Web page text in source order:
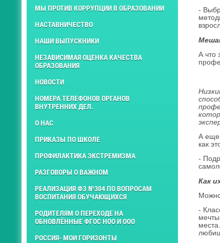
МЫ ПРОТИВ КОРРУПЦИИ В ОБРАЗОВАНИИ
НАСТАВНИЧЕСТВО
НАШИ ВЫПУСКНИКИ
НЕЗАВИСИМАЯ ОЦЕНКА КАЧЕСТВА
ОБРАЗОВАНИЯ
НОВОСТИ
НОМЕРА ТЕЛЕФОНОВ ОРГАНОВ
ВНУТРЕННИХ ДЕЛ.
О НАС
ПРИКАЗЫ ПО ШКОЛЕ
ПРОФИЛАКТИКА ЭКСТРЕМИЗМА
РАЗГОВОРЫ О ВАЖНОМ
РЕАЛИЗАЦИЯ ФЗ №304 ПО ВОПРОСАМ
ВОСПИТАНИЯ ОБУЧАЮЩИХСЯ
РОДИТЕЛЯМ О ПЕРЕХОДЕ НА
ОБНОВЛЁННЫЕ ФГОС НОО И ООО
РОССИЯ- МОИ ГОРИЗОНТЫ
-
А что
А еще
как
-
Как
-